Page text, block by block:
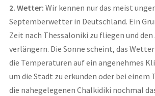
2. Wetter: Wir kennen nur das meist
Septemberwetter in Deutschland. Ein
Zeit nach Thessaloniki zu fliegen und den
verlängern. Die Sonne scheint, das
die Temperaturen auf ein angenehmes
um die Stadt zu erkunden oder bei einem
die nahegelegenen Chalkidiki nochmal